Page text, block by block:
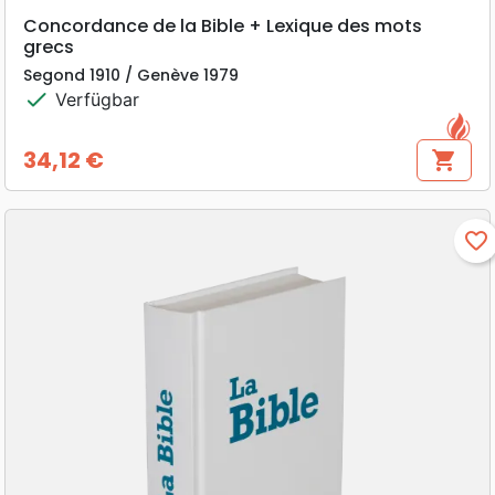
Concordance de la Bible + Lexique des mots
grecs
Segond 1910 / Genève 1979
check Verfügbar
Preis
34,12 € shopping_cart
favorite_border